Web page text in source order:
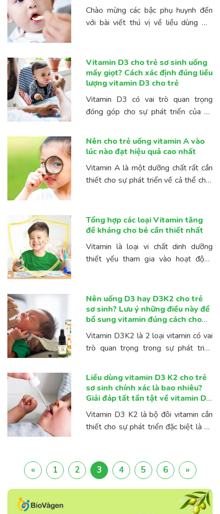
Chào mừng các bậc phụ huynh đến
với bài viết thú vị về liều dùng D3
MK7 có an toàn ...
Vitamin D3 cho trẻ sơ sinh uống
mấy giọt? Cách xác định đúng liều
lượng vitamin D3 cho trẻ
Vitamin D3 có vai trò quan trọng
đóng góp cho sự phát triển của hệ
trẻ. Trên thị trường hiện nay, có rất
nhiều dạng ...
Nên cho trẻ uống vitamin A vào
lúc nào đạt hiệu quả cao nhất
Vitamin A là một dưỡng chất rất cần
thiết cho sự phát triển về cả thể chất
sớm ...
Tổng hợp các loại Vitamin tăng
đề kháng cho bé cần thiết nhất
Vitamin là loại vi chất dinh dưỡng
thiết yếu tham gia vào hoạt động
sung ...
Nên uống D3 hay D3K2 cho trẻ
sơ sinh? Lưu ý những điều này để
bổ sung vitamin đúng cách cho
Vitamin D3K2 là 2 loại vitamin có vai
trò quan trọng trong sự phát triển
nhiên, vấn đề được hầu hết bố mẹ
quan tâm ...
Liều dùng vitamin D3 K2 cho trẻ
sơ sinh chính xác là bao nhiêu?
Giải đáp tất tần tật về vitamin D3
Vitamin D3 K2 là bộ đôi vitamin cần
thiết cho sự phát triển đặc biệt là sự
« 1 2 3 4 5 6 »